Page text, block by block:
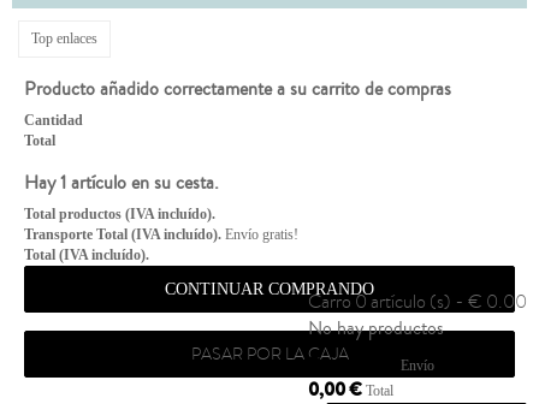
Top enlaces
Carro0 artículo (s) - € 0.00
No hay productos
Envío gratis!
Envío
0,00 € Total
Producto añadido correctamente a su carrito de compras
Cantidad
Total
Hay 1 artículo en su cesta.
Total productos (IVA incluído).
Transporte Total (IVA incluído). Envío gratis!
Total (IVA incluído).
CONTINUAR COMPRANDO
PASAR POR LA CAJA